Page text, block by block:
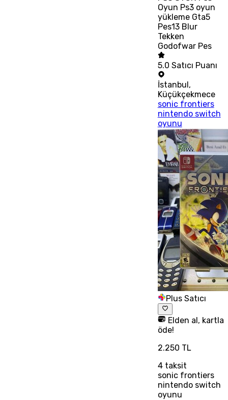
Oyun Ps3 oyun
yükleme Gta5
Pes13 Blur
Tekken
Godofwar Pes
5.0 Satıcı Puanı
İstanbul ,
Küçükçekmece
sonic frontiers
nintendo switch
oyunu
Plus Satıcı
Elden al, kartla
öde!
2.250 TL
4taksit
sonic frontiers
nintendo switch
oyunu